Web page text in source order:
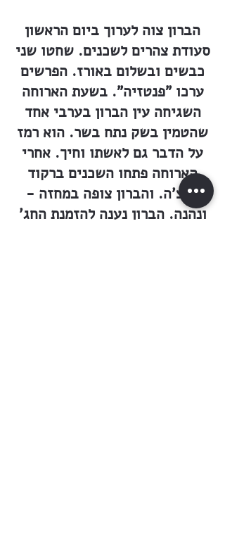
הברון צוה לערוך ביום הראשון
סעודת צהרים לשכנים. שחטו שני
כבשים ובשלום באורז. הפרשים
ערכו "פנטזיה". בשעת הארוחה
השגיחה עין הברון בערבי אחד
שהטמין בשק נתח בשר. הוא רמז
על הדבר גם לאשתו וחיך. אחרי
הארוחה פתחו השכנים ברקוד
דבצ'ה. והברון צופה במחזה -
ונהנה. הברון נענה להזמנת החג'